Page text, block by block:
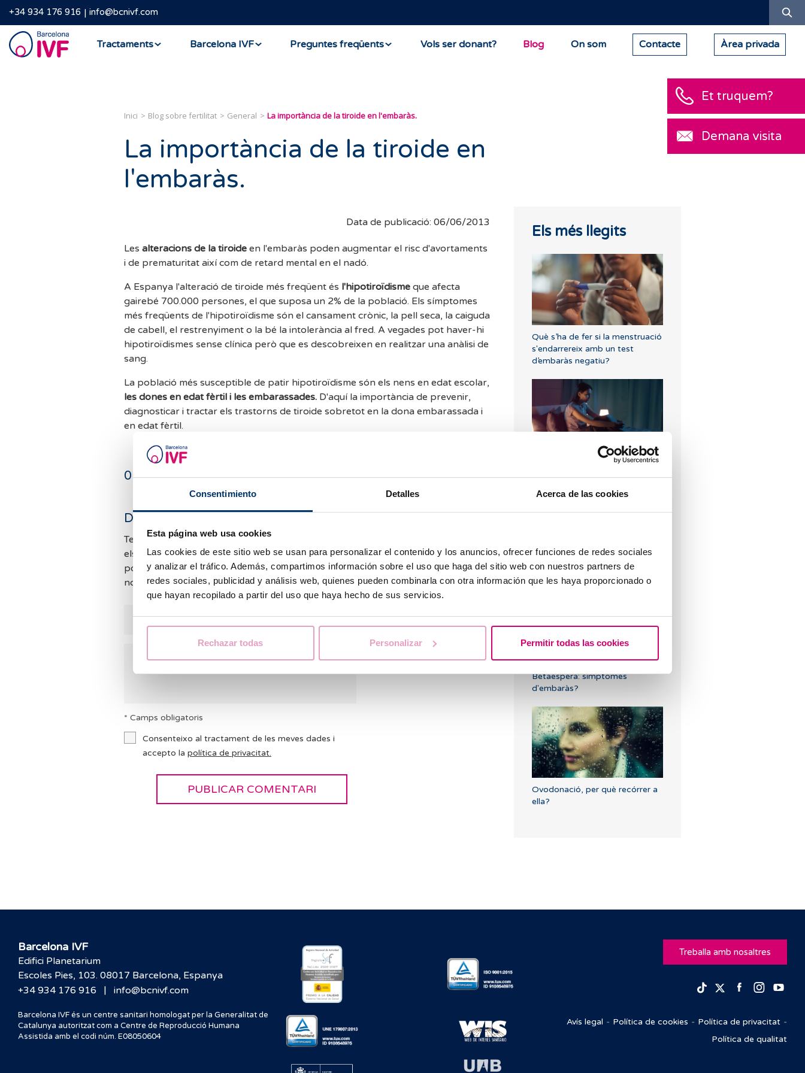
Consentimiento Detalles Acerca de las cookies
Esta página web usa cookies
Las cookies de este sitio web se usan para personalizar el contenido y los anuncios, ofrecer funciones de redes sociales
y analizar el tráfico. Además, compartimos información sobre el uso que haga del sitio web con nuestros partners de
redes sociales, publicidad y análisis web, quienes pueden combinarla con otra información que les haya proporcionado o
que hayan recopilado a partir del uso que haya hecho de sus servicios.
Rechazar todas Personalizar Permitir todas las cookies
+34 934 176 916 info@bcnivf.com
Barcelona
IVF
Tractaments Barcelona IVF Preguntes freqüents Vols ser donant? Blog On som Contacte Àrea privada
Inici Blog sobre fertilitat General La importància de la tiroide en l'embaràs.
La importància de la tiroide en
l'embaràs.
Data de publicació: 06/06/2013
Les alteracions de la tiroide en l'embaràs poden augmentar el risc d'avortaments
i de prematuritat així com de retard mental en el nadó.
A Espanya l'alteració de tiroide més freqüent és l'hipotiroïdisme que afecta
gairebé 700.000 persones, el que suposa un 2% de la població. Els símptomes
més freqüents de l'hipotiroïdisme són el cansament crònic, la pell seca, la caiguda
de cabell, el restrenyiment o la bé la intolerància al fred. A vegades pot haver-hi
hipotiroïdismes sense clínica però que es descobreixen en realitzar una anàlisi de
sang.
La població més susceptible de patir hipotiroïdisme són els nens en edat escolar,
les dones en edat fèrtil i les embarassades. D'aquí la importància de prevenir,
diagnosticar i tractar els trastorns de tiroide sobretot en la dona embarassada i
en edat fèrtil.
0comentaris
Deixa un comentari
Tenim moltes consultes i no podem respondre tots
els comentaris. Mirarem de respondre així que sigui
possible. Mentrestant, et convidem a consultar les
nostresFAQper si et podem ajudar.
* Camps obligatoris
Consenteixo al tractament de les meves dades i
accepto la política de privacitat.
Els més llegits
Què s’ha de fer si la menstruació
s'endarrereix amb un test
d’embaràs negatiu?
Com suportar un avortament
Lactància i reproducció
assistida, és compatible?
Betaespera: símptomes
d'embaràs?
Ovodonació, per què recórrer a
ella?
Et truquem?
Demana visita
Barcelona IVF
Edifici Planetarium
Escoles Pies, 103. 08017 Barcelona, Espanya
+34 934 176 916
| info@bcnivf.com
Barcelona IVF és un centre sanitari homologat per la Generalitat de
Catalunya autoritzat com a Centre de Reproducció Humana
Assistida amb el codi núm. E08050604
Treballa amb nosaltres
TikTokTwitterFacebook
Avís legal Política de cookies
Política de privacitat
Política de qualitat